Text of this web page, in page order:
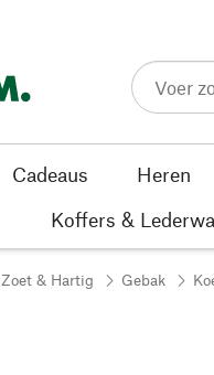
Cadeaus Heren
Koffers &
Zoet & Hartig Gebak